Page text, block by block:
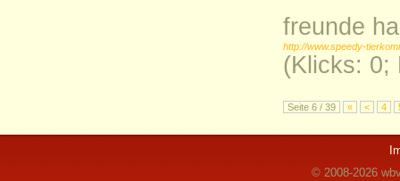
freunde
http://www.speedy-
(Klicks: 0;
Seite 6 / 39 « < 4
© 2008-2026